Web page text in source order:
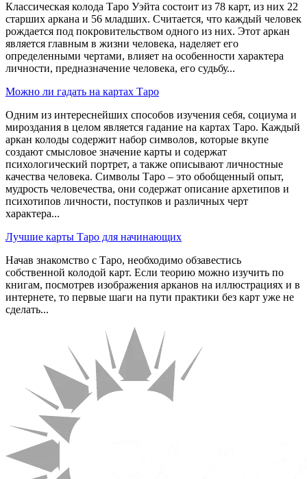
Классическая колода Таро Уэйта состоит из 78 карт, из них 22
старших аркана и 56 младших. Считается, что каждый человек
рождается под покровительством одного из них. Этот аркан
является главным в жизни человека, наделяет его
определенными чертами, влияет на особенности характера
личности, предназначение человека, его судьбу...
Можно ли гадать на картах Таро
Одним из интереснейших способов изучения себя, социума и
мироздания в целом является гадание на картах Таро. Каждый
аркан колоды содержит набор символов, которые вкупе
создают смысловое значение карты и содержат
психологический портрет, а также описывают личностные
качества человека. Символы Таро – это обобщенный опыт,
мудрость человечества, они содержат описание архетипов и
психотипов личности, поступков и различных черт
характера...
Лучшие карты Таро для начинающих
Начав знакомство с Таро, необходимо обзавестись
собственной колодой карт. Если теорию можно изучить по
книгам, посмотрев изображения арканов на иллюстрациях и в
интернете, то первые шаги на пути практики без карт уже не
сделать...